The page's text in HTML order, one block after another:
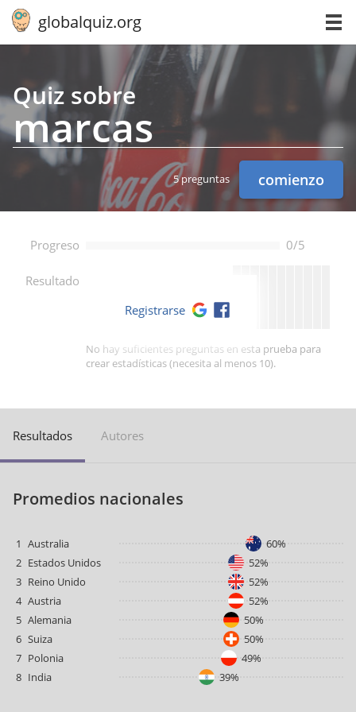
globalquiz.org
Quiz sobre
marcas
5 preguntas comienzo
Progreso 0/5
Resultado --
No hay suficientes preguntas en esta prueba para
crear estadísticas (necesita al menos 10).
Registrarse
Resultados Autores
Promedios nacionales
1 Australia
60%
2 Estados Unidos
52%
3 Reino Unido
52%
4 Austria
52%
5 Alemania
50%
6 Suiza
50%
7 Polonia
49%
8 India 39%